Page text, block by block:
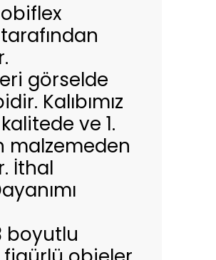
görselde
Kalıbımız
ve 1.
malzemeden
İthal
boyutlu